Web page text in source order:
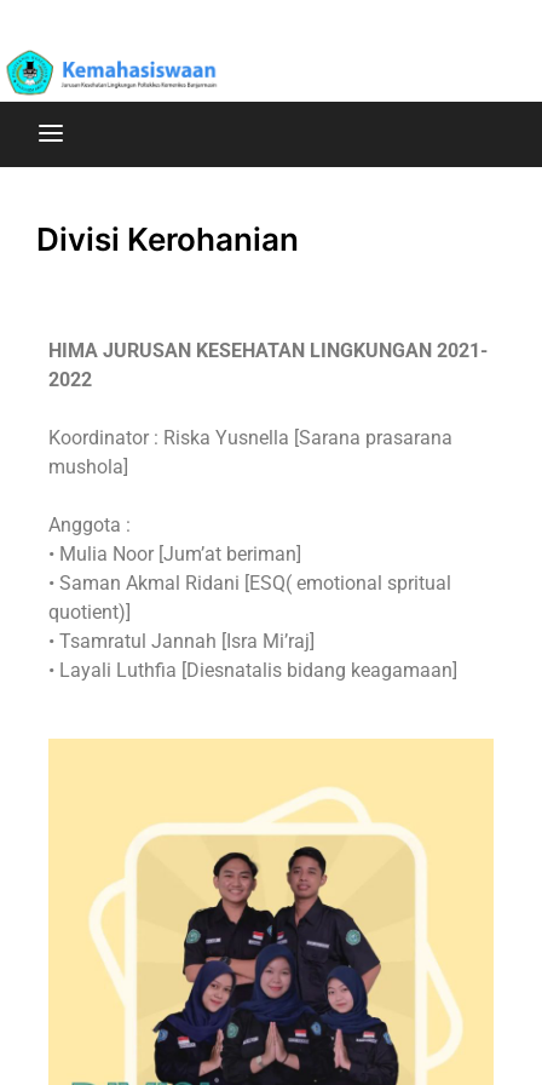
Kemahasiswaan
Lingkungan
Divisi Kerohanian
HIMA JURUSAN KESEHATAN LINGKUNGAN 2021-
2022
Koordinator : Riska Yusnella [Sarana prasarana
mushola]
Anggota :
• Mulia Noor [Jum’at beriman]
• Saman Akmal Ridani [ESQ( emotional spritual
quotient)]
• Tsamratul Jannah [Isra Mi’raj]
• Layali Luthfia [Diesnatalis bidang keagamaan]